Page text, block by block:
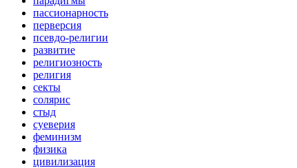
пассионарность
перверсия
псевдо-религии
развитие
религиозность
религия
секты
солярис
стыд
суеверия
феминизм
физика
цивилизация